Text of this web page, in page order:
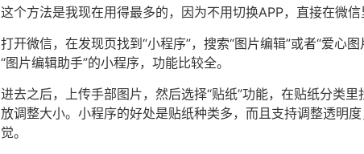
这个方法是我现在用得最多的，因为不用切换APP，直接在微信
打开微信，在发现页找到“小程序”，搜索“图片编辑”或者“爱心
“图片编辑助手”的小程序，功能比较全。
进去之后，上传手部图片，然后选择“贴纸”功能，在贴纸分类
放调整大小。小程序的好处是贴纸种类多，而且支持调整透明
觉。